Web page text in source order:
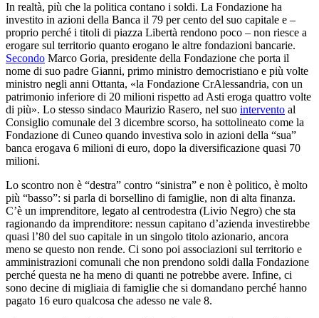
In realtà, più che la politica contano i soldi. La Fondazione ha
investito in azioni della Banca il 79 per cento del suo capitale e –
proprio perché i titoli di piazza Libertà rendono poco – non riesce a
erogare sul territorio quanto erogano le altre fondazioni bancarie.
Secondo Marco Goria, presidente della Fondazione che porta il
nome di suo padre Gianni, primo ministro democristiano e più volte
ministro negli anni Ottanta, «la Fondazione CrAlessandria, con un
patrimonio inferiore di 20 milioni rispetto ad Asti eroga quattro volte
di più». Lo stesso sindaco Maurizio Rasero, nel suo intervento al
Consiglio comunale del 3 dicembre scorso, ha sottolineato come la
Fondazione di Cuneo quando investiva solo in azioni della “sua”
banca erogava 6 milioni di euro, dopo la diversificazione quasi 70
milioni.
Lo scontro non è “destra” contro “sinistra” e non è politico, è molto
più “basso”: si parla di borsellino di famiglie, non di alta finanza.
C’è un imprenditore, legato al centrodestra (Livio Negro) che sta
ragionando da imprenditore: nessun capitano d’azienda investirebbe
quasi l’80 del suo capitale in un singolo titolo azionario, ancora
meno se questo non rende. Ci sono poi associazioni sul territorio e
amministrazioni comunali che non prendono soldi dalla Fondazione
perché questa ne ha meno di quanti ne potrebbe avere. Infine, ci
sono decine di migliaia di famiglie che si domandano perché hanno
pagato 16 euro qualcosa che adesso ne vale 8.